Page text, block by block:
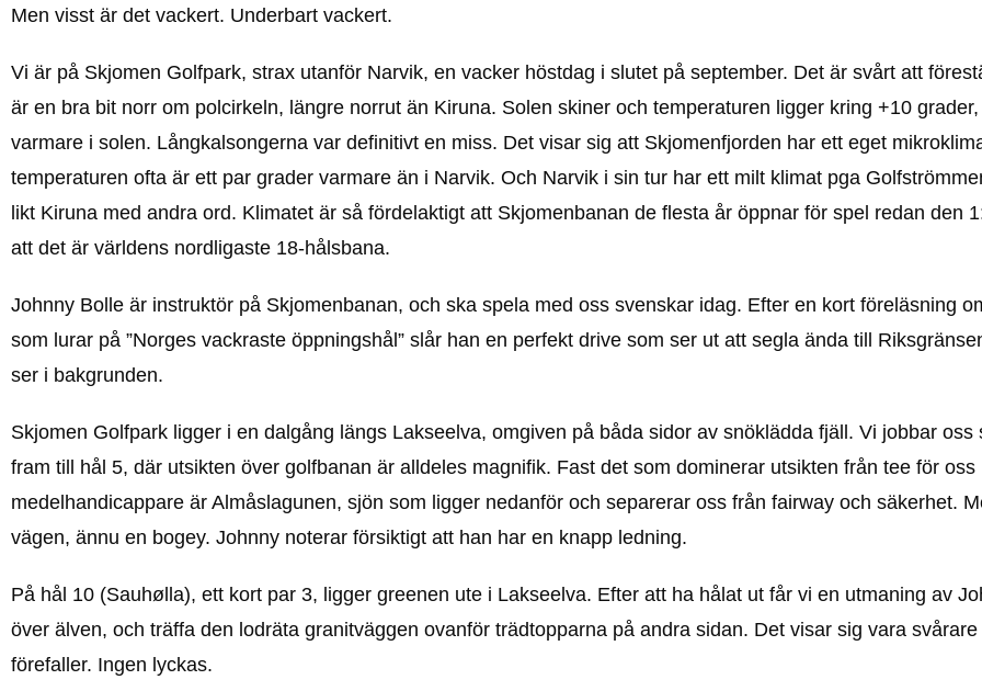
Men visst är det vackert. Underbart vackert.
Vi är på Skjomen Golfpark, strax utanför Narvik, en vacker höstdag i slutet på september. Det är svårt att
är en bra bit norr om polcirkeln, längre norrut än Kiruna. Solen skiner och temperaturen ligger kring +10
varmare i solen. Långkalsongerna var definitivt en miss. Det visar sig att Skjomenfjorden har ett eget
temperaturen ofta är ett par grader varmare än i Narvik. Och Narvik i sin tur har ett milt klimat pga
likt Kiruna med andra ord. Klimatet är så fördelaktigt att Skjomenbanan de flesta år öppnar för spel redan den
att det är världens nordligaste 18-hålsbana.
Johnny Bolle är instruktör på Skjomenbanan, och ska spela med oss svenskar idag. Efter en kort föreläsning
som lurar på ”Norges vackraste öppningshål” slår han en perfekt drive som ser ut att segla ända till
ser i bakgrunden.
Skjomen Golfpark ligger i en dalgång längs Lakseelva, omgiven på båda sidor av snöklädda fjäll. Vi jobbar oss
fram till hål 5, där utsikten över golfbanan är alldeles magnifik. Fast det som dominerar utsikten från tee för oss
medelhandicappare är Almåslagunen, sjön som ligger nedanför och separerar oss från fairway och säkerhet.
vägen, ännu en bogey. Johnny noterar försiktigt att han har en knapp ledning.
På hål 10 (Sauhølla), ett kort par 3, ligger greenen ute i Lakseelva. Efter att ha hålat ut får vi en utmaning av
över älven, och träffa den lodräta granitväggen ovanför trädtopparna på andra sidan. Det visar sig vara
förefaller. Ingen lyckas.